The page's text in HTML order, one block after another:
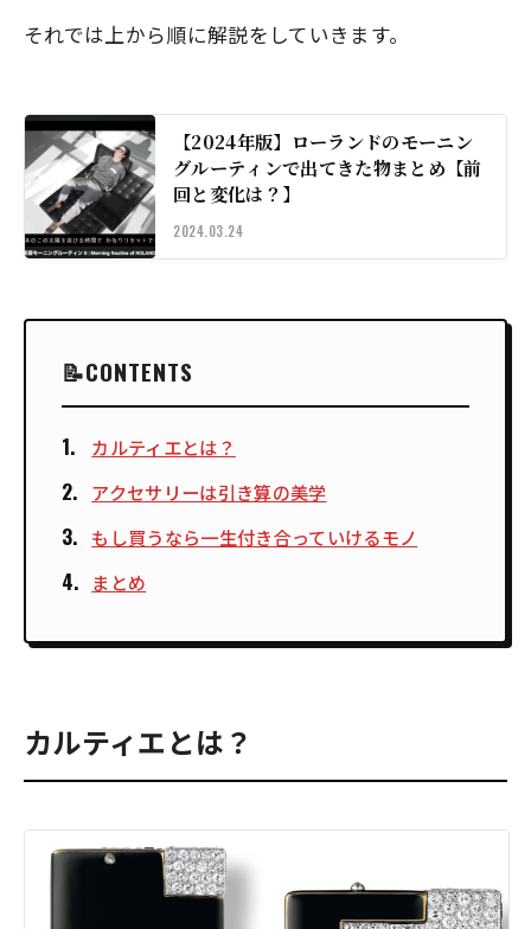
それでは上から順に解説をしていきます。
【2024年版】ローランドのモーニン
グルーティンで出てきた物まとめ【前
回と変化は？】
2024.03.24
CONTENTS
カルティエとは？
アクセサリーは引き算の美学
もし買うなら一生付き合っていけるモノ
まとめ
カルティエとは？